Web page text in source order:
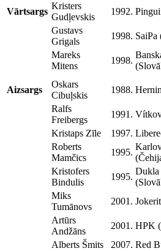
Vārtsargs
Kristers
Gudļevskis
1992.
Gustavs
Grigals
1998. SaiPa
Mareks
Mitens
1998.
Aizsargs
Oskars
Cibuļskis
1988.
Ralfs
Freibergs
1991.
Kristaps Zīle
1997.
Roberts
Mamčics
1995.
Kristofers
Bindulis
1995.
Dukla
Miks
Tumānovs
2001.
Artūrs
Andžāns
2001. HPK
Alberts Šmits
2007. Red